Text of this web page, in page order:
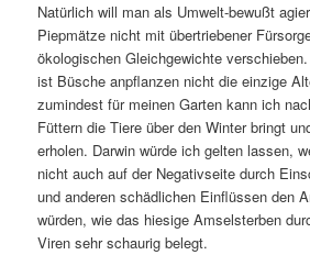
Natürlich will man als Umwelt-bewußt
Piepmätze nicht mit übertriebener
ökologischen Gleichgewichte
ist Büsche anpflanzen nicht die einzige
zumindest für meinen Garten kann ich
Füttern die Tiere über den Winter bringt
erholen. Darwin würde ich gelten lassen,
nicht auch auf der Negativseite durch
und anderen schädlichen Einflüssen den
würden, wie das hiesige Amselsterben
Viren sehr schaurig belegt.